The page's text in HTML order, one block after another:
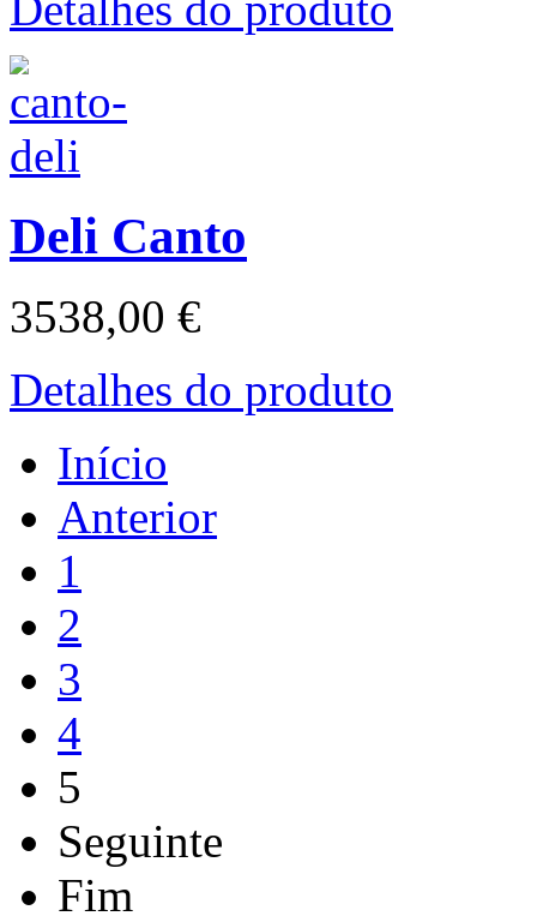
Deli Canto
3538,00 €
Detalhes do produto
Início
Anterior
1
2
3
4
5
Seguinte
Fim